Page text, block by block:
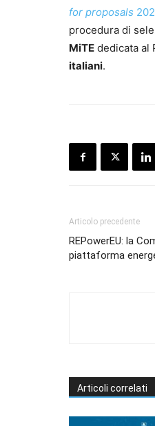
for proposals
procedura di
MiTE dedicata al
italiani.
Articolo precedente
REPowerEU: la
piattaforma
Articoli correlati